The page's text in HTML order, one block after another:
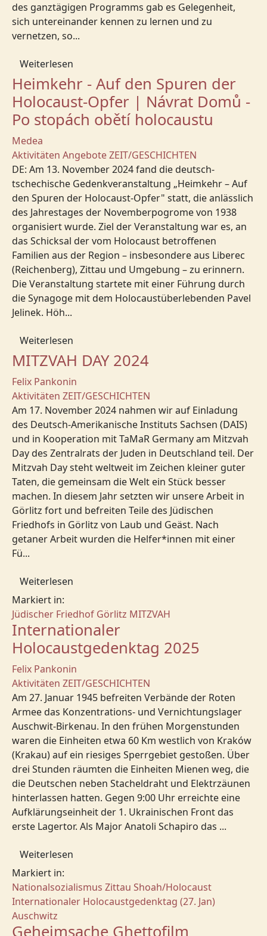
des ganztägigen Programms gab es Gelegenheit,
sich untereinander kennen zu lernen und zu
vernetzen, so...
Weiterlesen
Heimkehr - Auf den Spuren der
Holocaust-Opfer | Návrat Domů -
Po stopách obětí holocaustu
Medea
Aktivitäten AngeboteZEIT/GESCHICHTEN
DE: Am 13. November 2024 fand die deutsch-
tschechische Gedenkveranstaltung „Heimkehr – Auf
den Spuren der Holocaust-Opfer" statt, die anlässlich
des Jahrestages der Novemberpogrome von 1938
organisiert wurde. Ziel der Veranstaltung war es, an
das Schicksal der vom Holocaust betroffenen
Familien aus der Region – insbesondere aus Liberec
(Reichenberg), Zittau und Umgebung – zu erinnern.
Die Veranstaltung startete mit einer Führung durch
die Synagoge mit dem Holocaustüberlebenden Pavel
Jelinek. Höh...
Weiterlesen
MITZVAH DAY 2024
Felix Pankonin
Aktivitäten ZEIT/GESCHICHTEN
Am 17. November 2024 nahmen wir auf Einladung
des Deutsch-Amerikanische Instituts Sachsen (DAIS)
und in Kooperation mit TaMaR Germany am Mitzvah
Day des Zentralrats der Juden in Deutschland teil. Der
Mitzvah Day steht weltweit im Zeichen kleiner guter
Taten, die gemeinsam die Welt ein Stück besser
machen. In diesem Jahr setzten wir unsere Arbeit in
Görlitz fort und befreiten Teile des Jüdischen
Friedhofs in Görlitz von Laub und Geäst. Nach
getaner Arbeit wurden die Helfer*innen mit einer
Fü...
Weiterlesen
Markiert in:
Jüdischer Friedhof Görlitz MITZVAH
Internationaler
Holocaustgedenktag 2025
Felix Pankonin
Aktivitäten ZEIT/GESCHICHTEN
Am 27. Januar 1945 befreiten Verbände der Roten
Armee das Konzentrations- und Vernichtungslager
Auschwit-Birkenau. In den frühen Morgenstunden
waren die Einheiten etwa 60 Km westlich von Kraków
(Krakau) auf ein riesiges Sperrgebiet gestoßen. Über
drei Stunden räumten die Einheiten Mienen weg, die
die Deutschen neben Stacheldraht und Elektrzäunen
hinterlassen hatten. Gegen 9:00 Uhr erreichte eine
Aufklärungseinheit der 1. Ukrainischen Front das
erste Lagertor. Als Major Anatoli Schapiro das ...
Weiterlesen
Markiert in:
Nationalsozialismus Zittau Shoah/Holocaust
Internationaler Holocaustgedenktag (27. Jan)
Auschwitz
Geheimsache Ghettofilm